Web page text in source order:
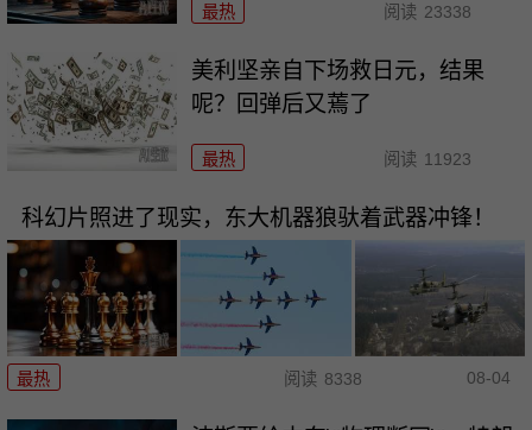
最热 阅读 23338
美利坚亲自下场救日元，结果
呢？回弹后又蔫了
最热 阅读 11923
科幻片照进了现实，东大机器狼驮着武器冲锋！
最热 阅读 8338 08-04